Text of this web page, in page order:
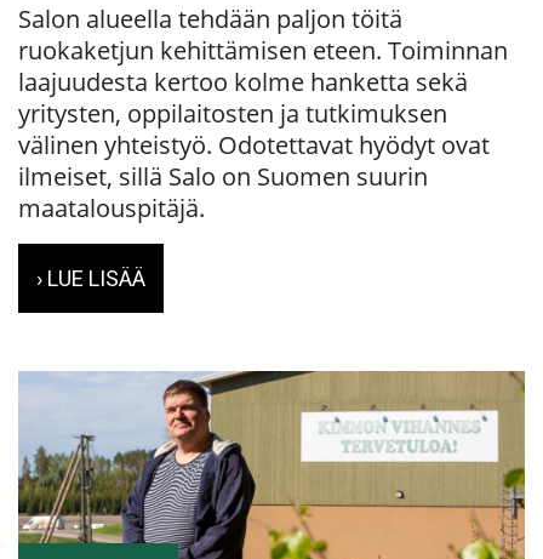
Salon alueella tehdään paljon töitä
ruokaketjun kehittämisen eteen. Toiminnan
laajuudesta kertoo kolme hanketta sekä
yritysten, oppilaitosten ja tutkimuksen
välinen yhteistyö. Odotettavat hyödyt ovat
ilmeiset, sillä Salo on Suomen suurin
maatalouspitäjä.
› LUE LISÄÄ